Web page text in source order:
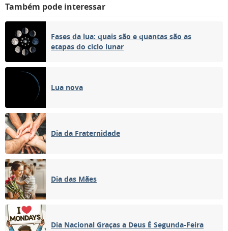
Também pode interessar
Fases da lua: quais são e quantas são as
etapas do ciclo lunar
Lua nova
Dia da Fraternidade
Dia das Mães
Dia Nacional Graças a Deus É Segunda-Feira